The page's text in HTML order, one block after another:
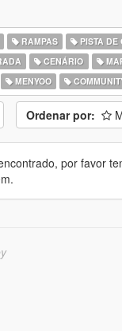
RAMPAS PISTA DE
CENÁRIO
MENYOO
Ordenar por:
por favor